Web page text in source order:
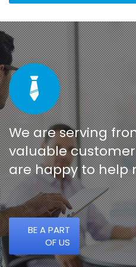
We are serving
valuable
are happy to help
BE A PART
OF US